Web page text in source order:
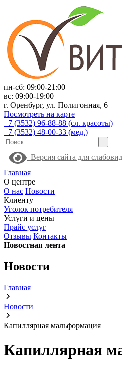
пн-сб: 09:00-21:00
вс: 09:00-19:00
г. Оренбург, ул. Полигонная, 6
Посмотреть на карте
+7 (3532) 96-88-88 (сл. красоты)
+7 (3532) 48-00-33 (мед.)
Версия сайта для
Главная
О центре
О нас Новости
Клиенту
Уголок потребителя
Услуги и цены
Прайс услуг
Отзывы Контакты
Новостная лента
Новости
Главная
Новости
Капиллярная мальформация
Капиллярная